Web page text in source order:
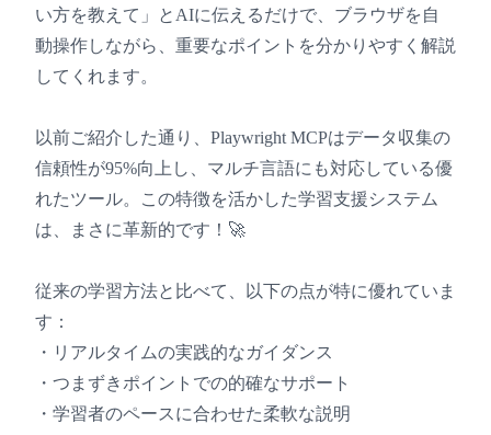
い方を教えて」とAIに伝えるだけで、ブラウザを自
動操作しながら、重要なポイントを分かりやすく解説
してくれます。
以前ご紹介した通り、Playwright MCPはデータ収集の
信頼性が95%向上し、マルチ言語にも対応している優
れたツール。この特徴を活かした学習支援システム
は、まさに革新的です！🚀
従来の学習方法と比べて、以下の点が特に優れていま
す：
・リアルタイムの実践的なガイダンス
・つまずきポイントでの的確なサポート
・学習者のペースに合わせた柔軟な説明